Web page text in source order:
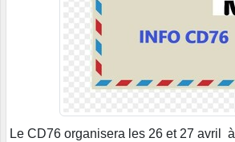
Le CD76 organisera les 26 et 27 avril